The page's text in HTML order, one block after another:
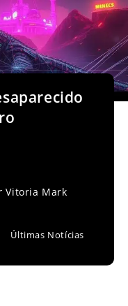
Vitoria Mark
Últimas Notícias